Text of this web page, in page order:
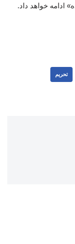
ادامه خواهد داد.
تحریم